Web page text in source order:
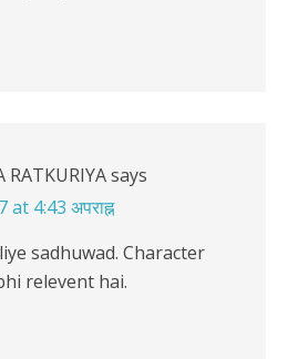
RATKURIYAsays
4:43 अपराह्न
sadhuwad. Character
relevent hai.